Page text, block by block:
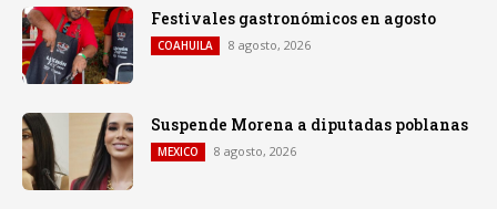
Festivales gastronómicos en agosto
COAHUILA 8 agosto, 2026
Suspende Morena a diputadas poblanas
MEXICO 8 agosto, 2026